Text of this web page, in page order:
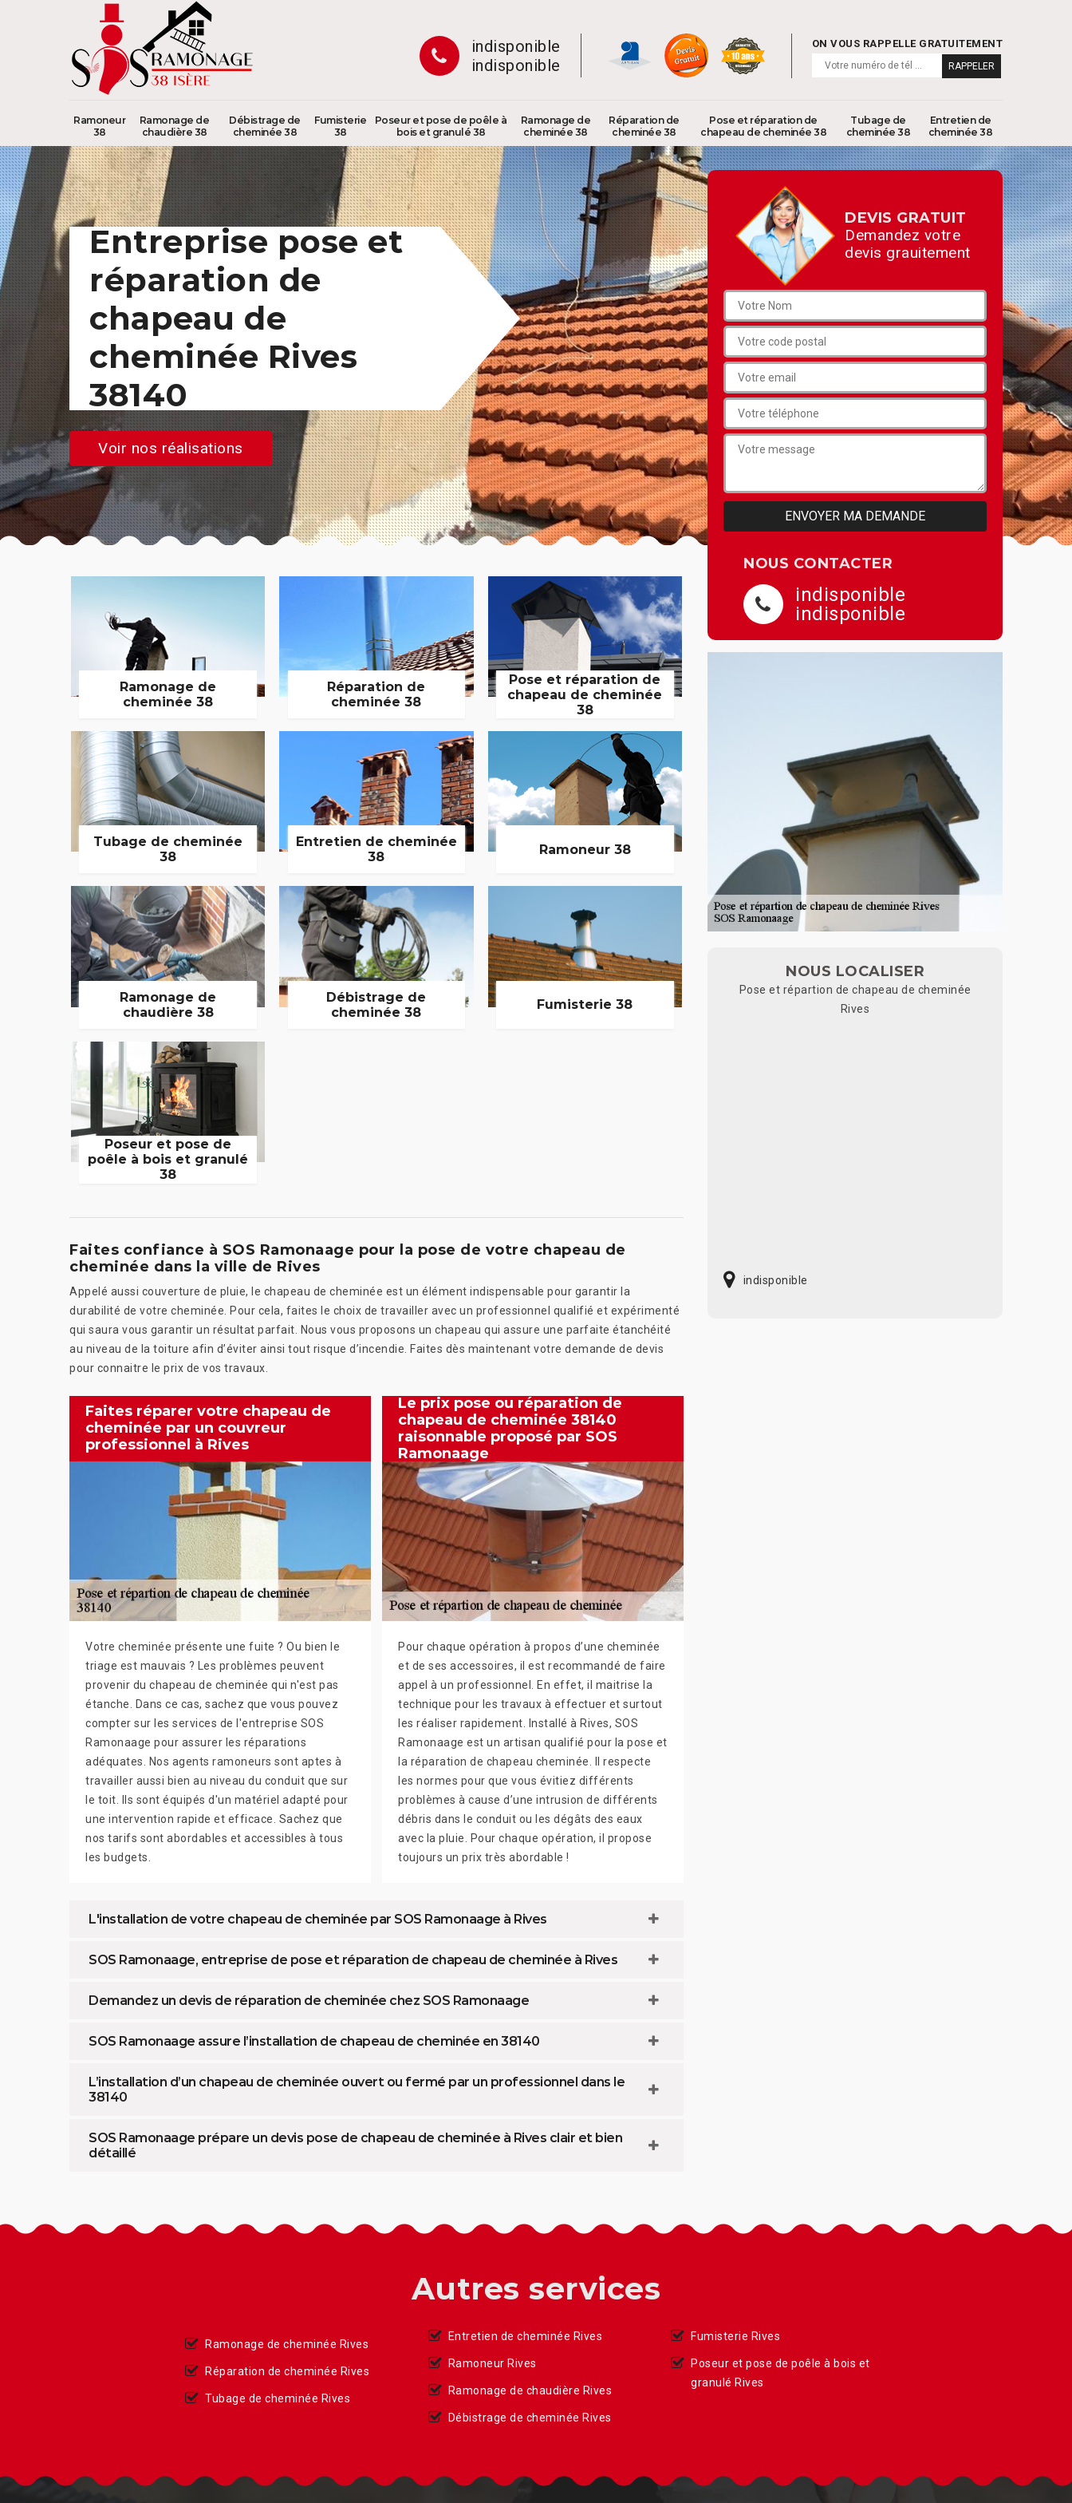
indisponible
indisponible
ON VOUS RAPPELLE GRATUITEMENT
Ramoneur
38
Ramonage de
chaudière 38
Débistrage de
cheminée 38
Fumisterie
38
Poseur et pose de poêle à
bois et granulé 38
Ramonage de
cheminée 38
Réparation de
cheminée 38
Pose et réparation de
chapeau de cheminée 38
Tubage de
cheminée 38
Entretien de
cheminée 38
Entreprise pose et
réparation de
chapeau de
cheminée Rives
38140
Voir nos réalisations
Ramonage de
cheminée 38
Réparation de
cheminée 38
Pose et réparation de
chapeau de cheminée
38
Tubage de cheminée
38
Entretien de cheminée
38
Ramoneur 38
Ramonage de
chaudière 38
Débistrage de
cheminée 38
Fumisterie 38
Poseur et pose de
poêle à bois et granulé
38
Faites confiance à SOS Ramonaage pour la pose de votre chapeau de
cheminée dans la ville de Rives
Appelé aussi couverture de pluie, le chapeau de cheminée est un élément indispensable pour garantir la
durabilité de votre cheminée. Pour cela, faites le choix de travailler avec un professionnel qualifié et expérimenté
qui saura vous garantir un résultat parfait. Nous vous proposons un chapeau qui assure une parfaite étanchéité
au niveau de la toiture afin d’éviter ainsi tout risque d’incendie. Faites dès maintenant votre demande de devis
pour connaitre le prix de vos travaux.
Faites réparer votre chapeau de
cheminée par un couvreur
professionnel à Rives
Votre cheminée présente une fuite ? Ou bien le
triage est mauvais ? Les problèmes peuvent
provenir du chapeau de cheminée qui n'est pas
étanche. Dans ce cas, sachez que vous pouvez
compter sur les services de l'entreprise SOS
Ramonaage pour assurer les réparations
adéquates. Nos agents ramoneurs sont aptes à
travailler aussi bien au niveau du conduit que sur
le toit. Ils sont équipés d'un matériel adapté pour
une intervention rapide et efficace. Sachez que
nos tarifs sont abordables et accessibles à tous
les budgets.
Le prix pose ou réparation de
chapeau de cheminée 38140
raisonnable proposé par SOS
Ramonaage
Pour chaque opération à propos d’une cheminée
et de ses accessoires, il est recommandé de faire
appel à un professionnel. En effet, il maitrise la
technique pour les travaux à effectuer et surtout
les réaliser rapidement. Installé à Rives, SOS
Ramonaage est un artisan qualifié pour la pose et
la réparation de chapeau cheminée. Il respecte
les normes pour que vous évitiez différents
problèmes à cause d’une intrusion de différents
débris dans le conduit ou les dégâts des eaux
avec la pluie. Pour chaque opération, il propose
toujours un prix très abordable !
L'installation de votre chapeau de cheminée par SOS Ramonaage à Rives
SOS Ramonaage, entreprise de pose et réparation de chapeau de cheminée à Rives
Demandez un devis de réparation de cheminée chez SOS Ramonaage
SOS Ramonaage assure l’installation de chapeau de cheminée en 38140
L’installation d’un chapeau de cheminée ouvert ou fermé par un professionnel dans le
38140
SOS Ramonaage prépare un devis pose de chapeau de cheminée à Rives clair et bien
détaillé
DEVIS GRATUIT
Demandez votre
devis grauitement
NOUS CONTACTER
indisponible
indisponible
NOUS LOCALISER
Pose et répartion de chapeau de cheminée
Rives
indisponible
Autres services
Ramonage de cheminée Rives
Réparation de cheminée Rives
Tubage de cheminée Rives
Entretien de cheminée Rives
Ramoneur Rives
Ramonage de chaudière Rives
Débistrage de cheminée Rives
Fumisterie Rives
Poseur et pose de poêle à bois et
granulé Rives